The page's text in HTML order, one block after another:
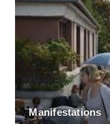
Manifestations